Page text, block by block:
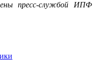
пресс-службой ИПФ